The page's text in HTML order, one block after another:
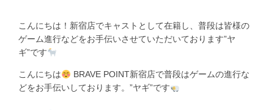
こんにちは！新宿店でキャストとして在籍し、普段は皆様の
ゲーム進行などをお手伝いさせていただいております”ヤ
ギ”です
こんにちは
BRAVE POINT新宿店で普段はゲームの進行な
どをお手伝いしております。”ヤギ”です